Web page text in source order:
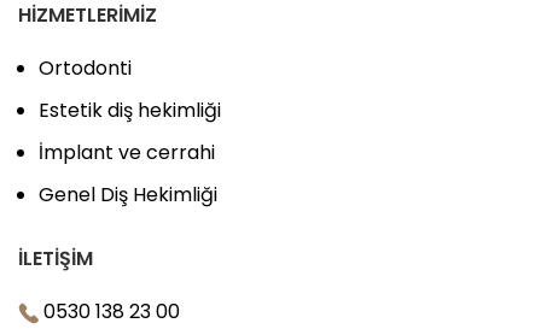
HIZMETLERIMIZ
Ortodonti
Estetik diş hekimliği
İmplant ve cerrahi
Genel Diş Hekimliği
İLETIŞIM
0530 138 23 00